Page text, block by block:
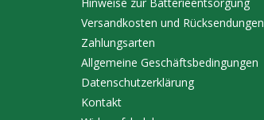
Versandkosten und Rücksendungen
Zahlungsarten
Allgemeine Geschäftsbedingungen
Datenschutzerklärung
Kontakt